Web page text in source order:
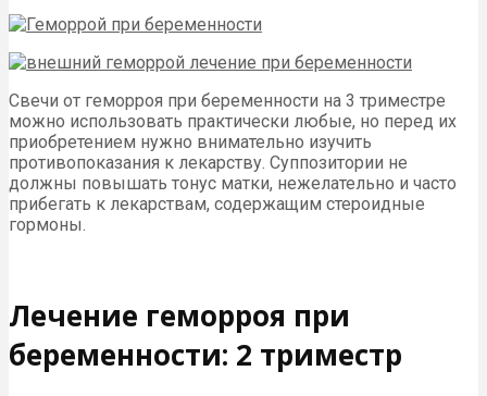
Свечи от геморроя при беременности на 3 триместре
можно использовать практически любые, но перед их
приобретением нужно внимательно изучить
противопоказания к лекарству. Суппозитории не
должны повышать тонус матки, нежелательно и часто
прибегать к лекарствам, содержащим стероидные
гормоны.
Лечение геморроя при
беременности: 2 триместр